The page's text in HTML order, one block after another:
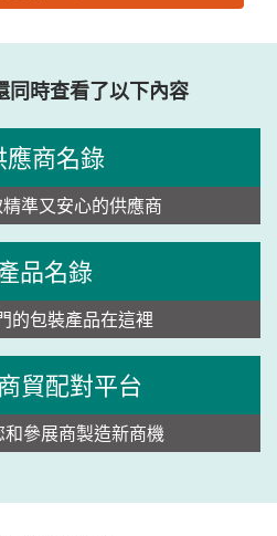
同時查看了以下內容
應商名錄
準又安心的供應商
品名錄
的包裝產品在這裡
貿配對平台
和參展商製造新商機